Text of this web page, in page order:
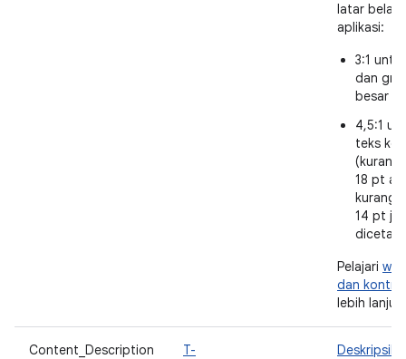
latar
aplikasi:
3:1
dan
besar
4,5:1
teks
(kurang
18 pt
kurang
14 pt
dicetak
Pelajari
dan
lebih lanjut.
Content_Description
T-